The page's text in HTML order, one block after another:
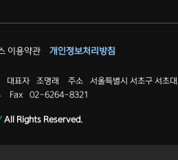
이용약관 개인정보처리방침
대표자 조명래 주소
서울특별시 서초구 서초
Fax 02-6264-8321
All Rights Reserved.